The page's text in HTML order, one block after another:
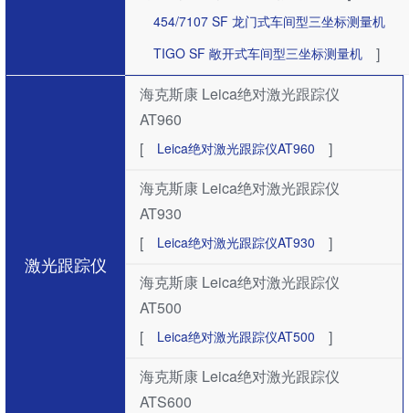
454/7107 SF ​龙门式车间型三坐标测量机
TIGO SF 敞开式车间型三坐标测量机
]
激光跟踪仪
海克斯康 Leica绝对激光跟踪仪
AT960
[
Leica绝对激光跟踪仪AT960
]
海克斯康 Leica绝对激光跟踪仪
AT930
[
Leica绝对激光跟踪仪AT930
]
海克斯康 Leica绝对激光跟踪仪
AT500
[
Leica绝对激光跟踪仪AT500
]
海克斯康 Leica绝对激光跟踪仪
ATS600